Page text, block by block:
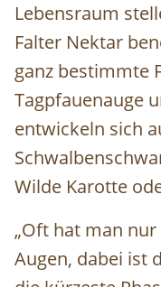
Lebensraum
Falter Nektar
ganz bestimmte
Tagpfauenauge
entwickeln sich
Wilde Karotte
„Oft hat man
Augen, dabei ist